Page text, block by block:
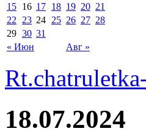
« Июн Авг »
15 16 17 18 19 20 21
22
23 24 25 26 27 28
29 30 31
18.07.2024